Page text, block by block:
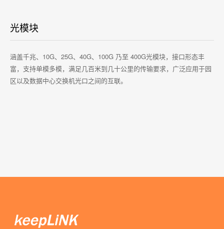
光模块
涵盖千兆、10G、25G、40G、100G 乃至 400G光模块，接口形态丰
富，支持单模多模，满足几百米到几十公里的传输要求，广泛应用于园
区以及数据中心交换机光口之间的互联。